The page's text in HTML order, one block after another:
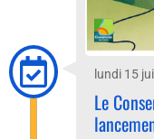
lundi 15
Le